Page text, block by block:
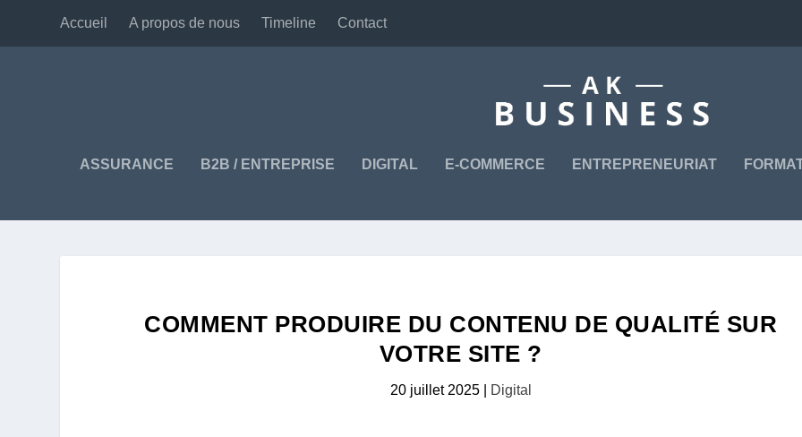
Accueil A propos de nous Timeline Contact
ASSURANCE B2B / ENTREPRISE DIGITAL E-COMMERCE ENTREPRENEURIAT
COMMENT PRODUIRE DU CONTENU DE QUALITÉ SUR
VOTRE SITE ?
20 juillet 2025| Digital